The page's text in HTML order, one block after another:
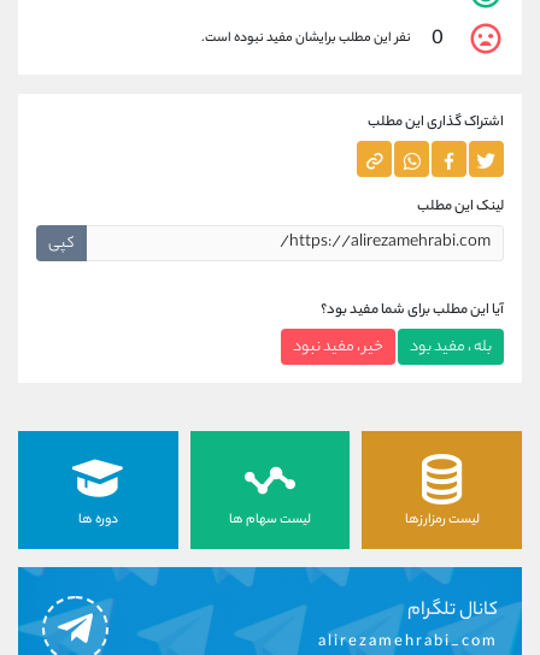
0 نفر این مطلب برایشان مفید نبوده است.
اشتراک گذاری این مطلب
لینک این مطلب
کپی
آیا این مطلب برای شما مفید بود؟
بله ، مفید بود خیر ، مفید نبود
لیست رمزارزها لیست سهام ها دوره ها
کانال تلگرام
alirezamehrabi_com